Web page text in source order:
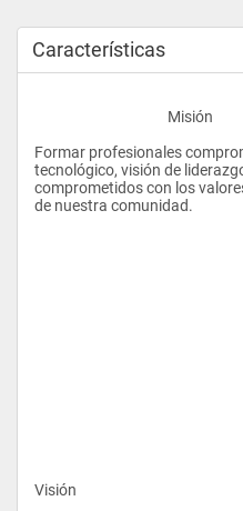
Características
					Misión
Formar profesionales
tecnológico, visión de
comprometidos con los
de nuestra comunidad.
Visión